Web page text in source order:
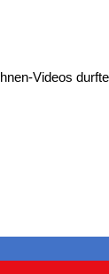
Videos